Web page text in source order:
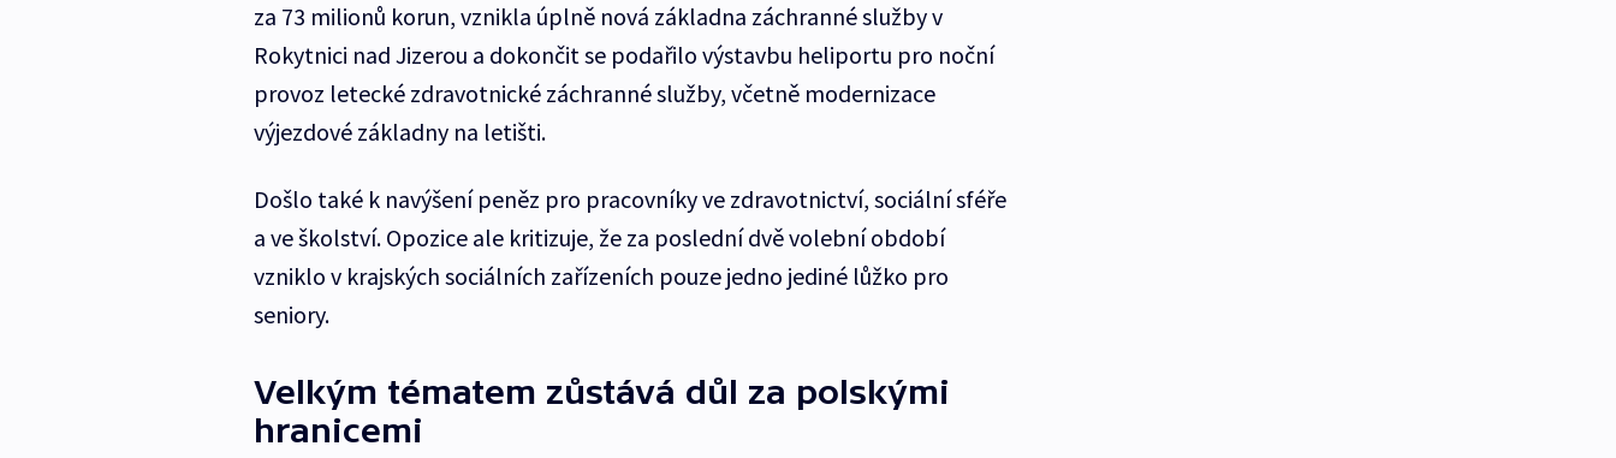
za 73 milionů korun, vznikla úplně nová základna záchranné služby v
Rokytnici nad Jizerou a dokončit se podařilo výstavbu heliportu pro noční
provoz letecké zdravotnické záchranné služby, včetně modernizace
výjezdové základny na letišti.
Došlo také k navýšení peněz pro pracovníky ve zdravotnictví, sociální sféře
a ve školství. Opozice ale kritizuje, že za poslední dvě volební období
vzniklo v krajských sociálních zařízeních pouze jedno jediné lůžko pro
seniory.
Velkým tématem zůstává důl za polskými
hranicemi